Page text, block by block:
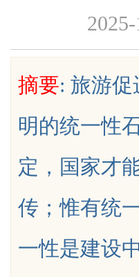
uz
摘要: 旅游
明的统一性
定，国家才
传；惟有统
一性是建设
合法性